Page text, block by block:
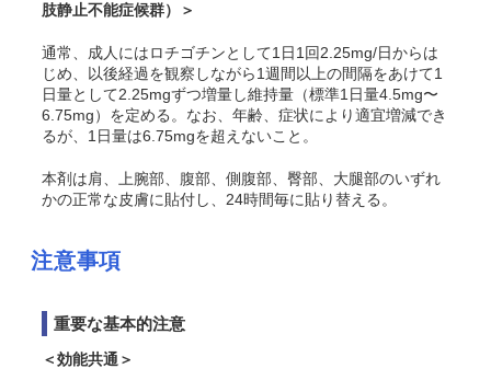
肢静止不能症候群）＞
通常、成人にはロチゴチンとして1日1回2.25mg/日からは
じめ、以後経過を観察しながら1週間以上の間隔をあけて1
日量として2.25mgずつ増量し維持量（標準1日量4.5mg〜
6.75mg）を定める。なお、年齢、症状により適宜増減でき
るが、1日量は6.75mgを超えないこと。
本剤は肩、上腕部、腹部、側腹部、臀部、大腿部のいずれ
かの正常な皮膚に貼付し、24時間毎に貼り替える。
注意事項
重要な基本的注意
＜効能共通＞